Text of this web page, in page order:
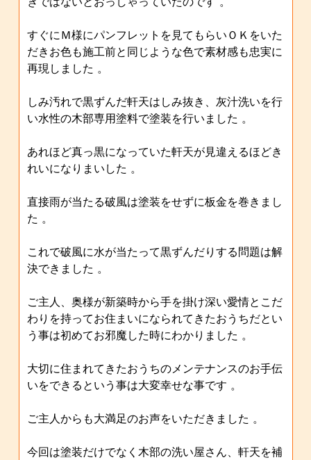
すぐにＭ様にパンフレットを見てもらいＯＫをいた
だきお色も施工前と同じような色で素材感も忠実に
再現しました 。
しみ汚れで黒ずんだ軒天はしみ抜き、灰汁洗いを行
い水性の木部専用塗料で塗装を行いました 。
あれほど真っ黒になっていた軒天が見違えるほどき
れいになりまいした 。
直接雨が当たる破風は塗装をせずに板金を巻きまし
た 。
これで破風に水が当たって黒ずんだりする問題は解
決できました 。
ご主人、奥様が新築時から手を掛け深い愛情とこだ
わりを持ってお住まいになられてきたおうちだとい
う事は初めてお邪魔した時にわかりました 。
大切に住まれてきたおうちのメンテナンスのお手伝
いをできるという事は大変幸せな事です 。
ご主人からも大満足のお声をいただきました 。
今回は塗装だけでなく木部の洗い屋さん、軒天を補